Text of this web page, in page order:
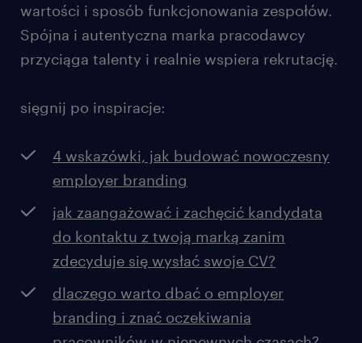
wartości i sposób funkcjonowania zespołów.
Spójna i autentyczna marka pracodawcy
przyciąga talenty i realnie wspiera rekrutację.
sięgnij po inspiracje:
4 wskazówki, jak budować nowoczesny
employer branding
jak zaangażować i zachęcić kandydata
do kontaktu z twoją marką zanim
zdecyduje się wysłać swoje CV?
dlaczego warto dbać o employer
branding i znać oczekiwania